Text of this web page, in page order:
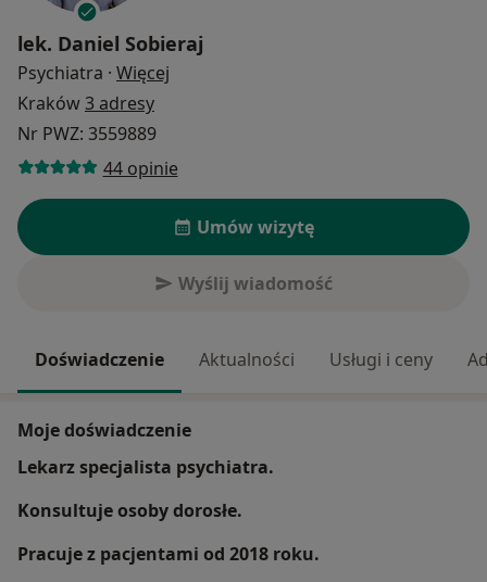
lek. Daniel Sobieraj
Psychiatra · Więcej
Kraków3 adresy
Nr PWZ: 3559889
44 opinie
Umów wizytę
Wyślij wiadomość
Doświadczenie Aktualności Usługi i ceny
Moje doświadczenie
Lekarz specjalista psychiatra.
Konsultuje osoby dorosłe.
Pracuje z pacjentami od 2018 roku.